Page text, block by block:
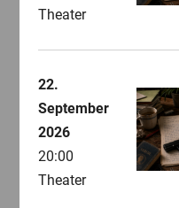
Theater
22.
September
2026
20:00
Theater